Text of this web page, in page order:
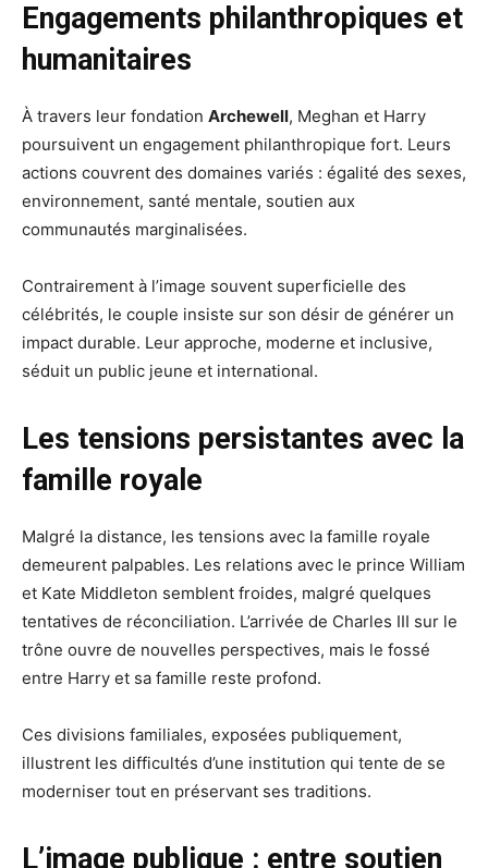
Engagements philanthropiques et
humanitaires
À travers leur fondation Archewell, Meghan et Harry
poursuivent un engagement philanthropique fort. Leurs
actions couvrent des domaines variés : égalité des sexes,
environnement, santé mentale, soutien aux
communautés marginalisées.
Contrairement à l’image souvent superficielle des
célébrités, le couple insiste sur son désir de générer un
impact durable. Leur approche, moderne et inclusive,
séduit un public jeune et international.
Les tensions persistantes avec la
famille royale
Malgré la distance, les tensions avec la famille royale
demeurent palpables. Les relations avec le prince William
et Kate Middleton semblent froides, malgré quelques
tentatives de réconciliation. L’arrivée de Charles III sur le
trône ouvre de nouvelles perspectives, mais le fossé
entre Harry et sa famille reste profond.
Ces divisions familiales, exposées publiquement,
illustrent les difficultés d’une institution qui tente de se
moderniser tout en préservant ses traditions.
L’image publique : entre soutien